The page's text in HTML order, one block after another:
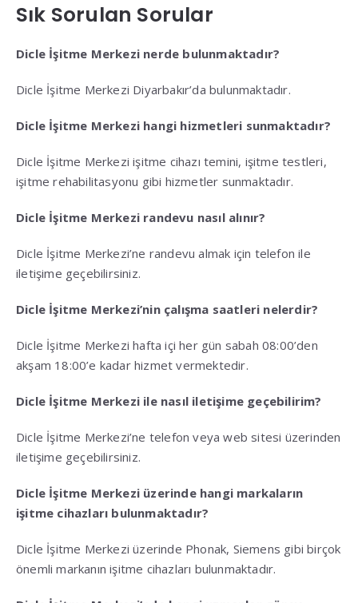
Sık Sorulan Sorular
Dicle İşitme Merkezi nerde bulunmaktadır?
Dicle İşitme Merkezi Diyarbakır’da bulunmaktadır.
Dicle İşitme Merkezi hangi hizmetleri sunmaktadır?
Dicle İşitme Merkezi işitme cihazı temini, işitme testleri,
işitme rehabilitasyonu gibi hizmetler sunmaktadır.
Dicle İşitme Merkezi randevu nasıl alınır?
Dicle İşitme Merkezi’ne randevu almak için telefon ile
iletişime geçebilirsiniz.
Dicle İşitme Merkezi’nin çalışma saatleri nelerdir?
Dicle İşitme Merkezi hafta içi her gün sabah 08:00’den
akşam 18:00’e kadar hizmet vermektedir.
Dicle İşitme Merkezi ile nasıl iletişime geçebilirim?
Dicle İşitme Merkezi’ne telefon veya web sitesi üzerinden
iletişime geçebilirsiniz.
Dicle İşitme Merkezi üzerinde hangi markaların
işitme cihazları bulunmaktadır?
Dicle İşitme Merkezi üzerinde Phonak, Siemens gibi birçok
önemli markanın işitme cihazları bulunmaktadır.